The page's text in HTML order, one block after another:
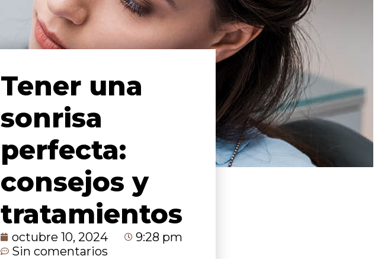
Tener una
sonrisa
perfecta:
consejos y
tratamientos
octubre 10, 2024
9:28 pm
Sin comentarios